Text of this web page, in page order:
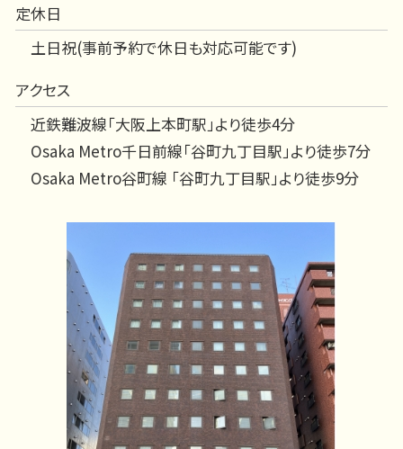
定休日
土日祝(事前予約で休日も対応可能です)
アクセス
近鉄難波線「大阪上本町駅」より徒歩4分
Osaka Metro千日前線「谷町九丁目駅」より徒歩7分
Osaka Metro谷町線 「谷町九丁目駅」より徒歩9分